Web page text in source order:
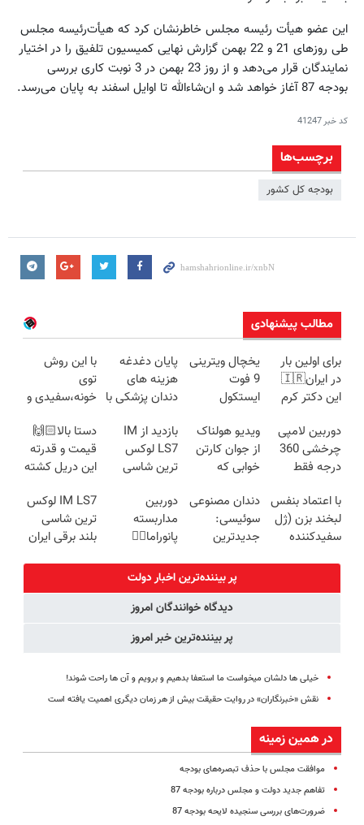
این عضو هیأت رئیسه مجلس خاطرنشان کرد که هیأت‌رئیسه مجلس
طی روزهای 21 و 22 بهمن گزارش نهایی کمیسیون تلفیق را در اختیار
نمایندگان قرار می‌دهد و از روز 23 بهمن در 3 نوبت کاری بررسی
بودجه 87 آغاز خواهد شد و ان‌شاء‌الله تا اوایل اسفند به پایان می‌رسد.
کد خبر41247
برچسب‌ها
بودجه کل کشور
مطالب پیشنهادی
برای اولین بار
در ایران🇮🇷
این دکتر کرم
روزه ساخت!
یخچال ویترینی
9 فوت
ایستکول
پایان دغدغه
هزینه های
دندان پزشکی با
کننده خانگی
با این روش
توی
خونه،سفیدی و
برگردون
(40%off)
دوربین لامپی
چرخشی 360
درجه فقط
🔥 پرداخت
درب منزل
ویدیو هولناک
از جوان کارتن
خوابی که
آموزش رایگان
بازدید از IM
LS7 لوکس
ترین شاسی
در باشگاه
انقلاب
دستا بالا🙌🏻
قیمت و قدرته
این دریل کشته
با اعتماد بنفس
لبخند بزن (ژل
سفیدکننده
دندان مصنوعی
سوئیسی:
جدیدترین
سبک و مقاوم |
پرداخت قسطی
دوربین
مداربسته
پانوراما👈🏻
360°و سازگار با
اندروید و ios
IM LS7 لوکس
ترین شاسی
بلند برقی ایران
پر بیننده‌ترین اخبار دولت
دیدگاه خوانندگان امروز
پر بیننده‌ترین خبر امروز
خیلی ها دلشان میخواست ما استعفا بدهیم و برویم و آن ها راحت شوند!
نقش «خبرنگاران» در روایت حقیقت بیش از هر زمان دیگری اهمیت یافته است
در همین زمینه
موافقت مجلس با حذف تبصره‌های بودجه
تفاهم‌ جدید دولت و مجلس درباره بودجه 87
ضرورت‌های بررسی سنجیده لایحه بودجه 87